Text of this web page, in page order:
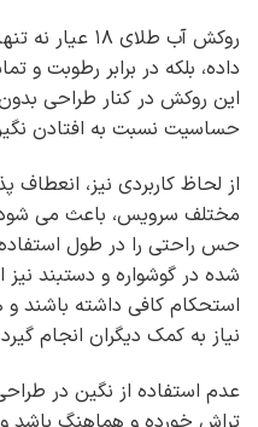
روکش آب طلای
داده، بلکه در برابر رطوبت و
این روکش در کنار طراحی بدون
حساسیت نسبت به افتادن
از لحاظ کاربردی نیز، انعطاف
مختلف سرویس، باعث می
حس راحتی را در طول
شده در گوشواره و دستبند
استحکام کافی داشته باشند
نیاز به کمک دیگران انجام
عدم استفاده از نگین در